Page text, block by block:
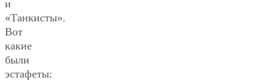
и
«Танкисты».
Вот
какие
были
эстафеты: